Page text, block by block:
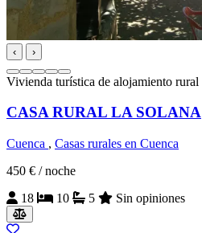
‹ ›
Vivienda turística de alojamiento rural
CASA RURAL LA SOLANA
Cuenca , Casas rurales en Cuenca
450 € / noche
18
10 5 Sin opiniones